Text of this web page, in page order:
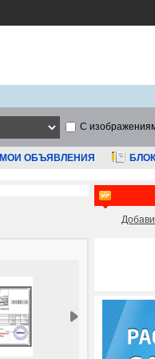
С
МОИ ОБЪЯВЛЕНИЯ